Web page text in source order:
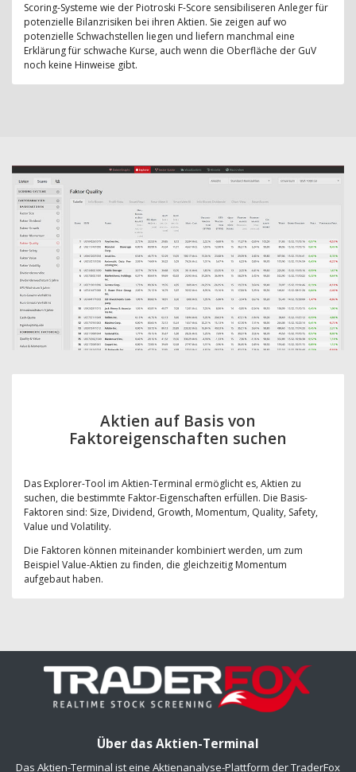
Scoring-Systeme wie der Piotroski F-Score sensibiliseren Anleger für
potenzielle Bilanzrisiken bei ihren Aktien. Sie zeigen auf wo
potenzielle Schwachstellen liegen und liefern manchmal eine
Erklärung für schwache Kurse, auch wenn die Oberfläche der GuV
noch keine Hinweise gibt.
Aktien auf Basis von
Faktoreigenschaften suchen
Das Explorer-Tool im Aktien-Terminal ermöglicht es, Aktien zu
suchen, die bestimmte Faktor-Eigenschaften erfüllen. Die Basis-
Faktoren sind: Size, Dividend, Growth, Momentum, Quality, Safety,
Value und Volatility.
Die Faktoren können miteinander kombiniert werden, um zum
Beispiel Value-Aktien zu finden, die gleichzeitig Momentum
aufgebaut haben.
Über das Aktien-Terminal
Das Aktien-Terminal ist eine Aktienanalyse-Plattform der TraderFox